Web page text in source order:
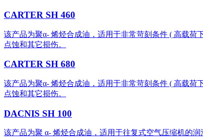
CARTER SH 460
该产品为聚α- 烯烃合成油，适用于非常苛刻条件 ( 高载
点蚀和其它损伤。
CARTER SH 680
该产品为聚α- 烯烃合成油，适用于非常苛刻条件 ( 高载
点蚀和其它损伤。
DACNIS SH 100
该产品为聚 α- 烯烃合成油，适用于往复式空气压缩机的